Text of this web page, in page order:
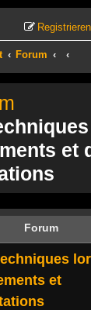
Registrieren
Forum
et
Forum
et